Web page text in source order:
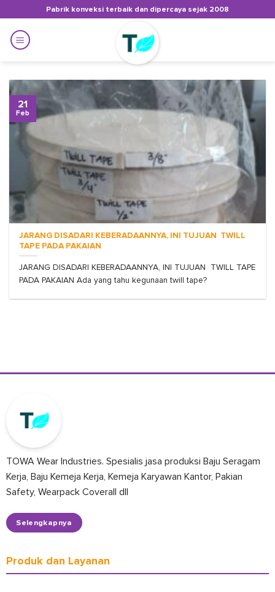
to
content
Pabrik konveksi terbaik dan dipercaya sejak 2008
JARANG DISADARI KEBERADAANNYA, INI TUJUAN TWILL
TAPE PADA PAKAIAN
JARANG DISADARI KEBERADAANNYA, INI TUJUAN TWILL TAPE
PADA PAKAIAN Ada yang tahu kegunaan twill tape?
21
Feb
TOWA Wear Industries. Spesialis jasa produksi Baju Seragam
Kerja, Baju Kemeja Kerja, Kemeja Karyawan Kantor, Pakian
Safety, Wearpack Coverall dll
Selengkapnya
Produk dan Layanan